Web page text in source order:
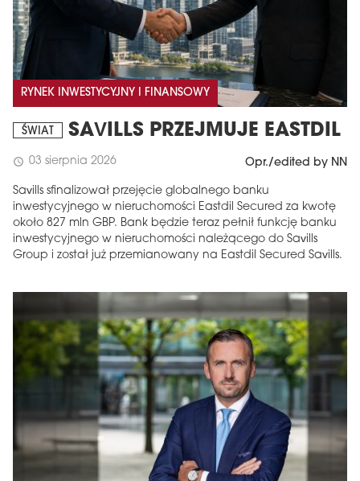
RYNEK INWESTYCYJNY I FINANSOWY
ŚWIAT SAVILLS PRZEJMUJE EASTDIL
schedule 03 sierpnia 2026 Opr./edited by NN
Savills sfinalizował przejęcie globalnego banku
inwestycyjnego w nieruchomości Eastdil Secured za kwotę
około 827 mln GBP. Bank będzie teraz pełnił funkcję banku
inwestycyjnego w nieruchomości należącego do Savills
Group i został już przemianowany na Eastdil Secured Savills.